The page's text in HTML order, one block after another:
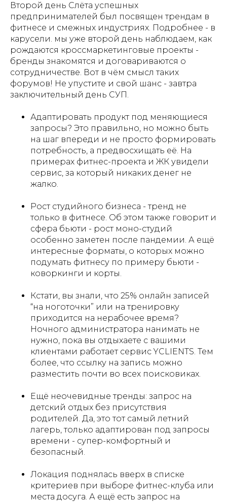
Второй день Слёта успешных
предпринимателей был посвящен трендам в
фитнесе и смежных индустриях. Подробнее - в
карусели. мы уже второй день наблюдаем, как
рождаются кроссмаркетинговые проекты -
бренды знакомятся и договариваются о
сотрудничестве. Вот в чём смысл таких
форумов! Не упустите и свой шанс - завтра
заключительный день СУП.
Адаптировать продукт под меняющиеся
запросы? Это правильно, но можно быть
на шаг впереди и не просто формировать
потребность, а предвосхищать её. На
примерах фитнес-проекта и ЖК увидели
сервис, за который никаких денег не
жалко.
Рост студийного бизнеса - тренд не
только в фитнесе. Об этом также говорит и
сфера бьюти - рост моно-студий
особенно заметен после пандемии. А ещё
интересные форматы, о которых можно
подумать фитнесу по примеру бьюти -
коворкинги и корты.
Кстати, вы знали, что 25% онлайн записей
“на ноготочки” или на тренировку
приходится на нерабочее время?
Ночного администратора нанимать не
нужно, пока вы отдыхаете с вашими
клиентами работает сервис YCLIENTS. Тем
более, что ссылку на запись можно
разместить почти во всех поисковиках.
Ещё неочевидные тренды: запрос на
детский отдых без присутствия
родителей. Да, это тот самый летний
лагерь, только адаптирован под запросы
времени - супер-комфортный и
безопасный.
Локация поднялась вверх в списке
критериев при выборе фитнес-клуба или
места досуга. А ещё есть запрос на